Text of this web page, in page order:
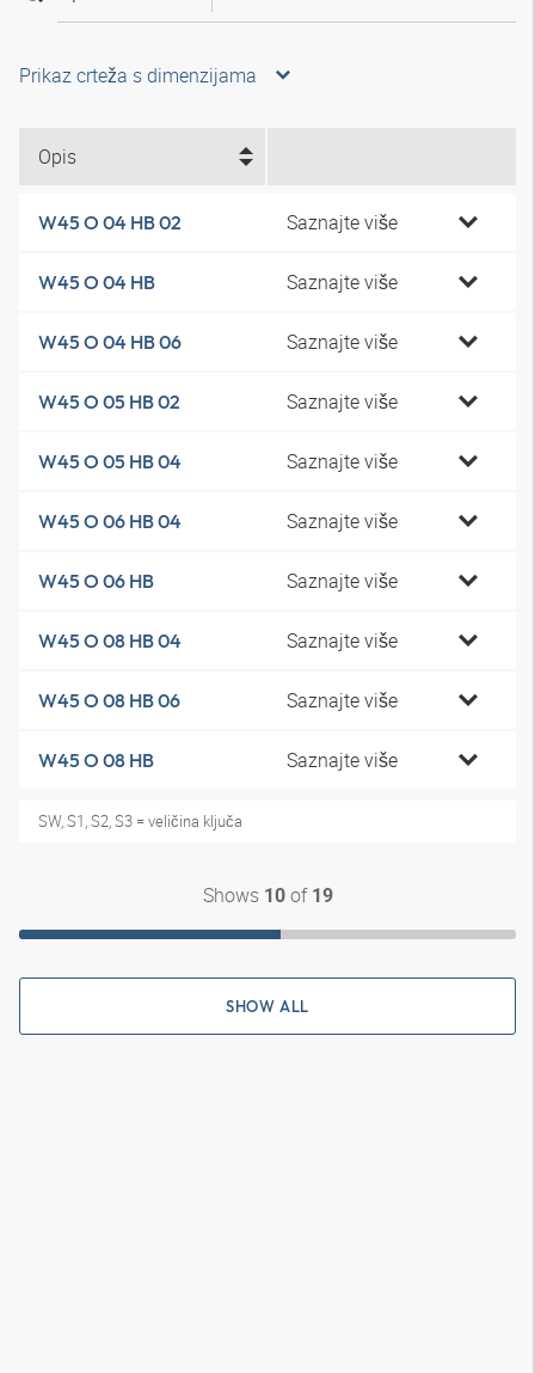
Prikaz crteža s dimenzijama
Opis
W45 O 04 HB 02 Saznajte više
W45 O 04 HB Saznajte više
W45 O 04 HB 06 Saznajte više
W45 O 05 HB 02 Saznajte više
W45 O 05 HB 04 Saznajte više
W45 O 06 HB 04 Saznajte više
W45 O 06 HB Saznajte više
W45 O 08 HB 04 Saznajte više
W45 O 08 HB 06 Saznajte više
W45 O 08 HB Saznajte više
SW, S1, S2, S3 = veličina ključa
Shows 10of 19
SHOW ALL